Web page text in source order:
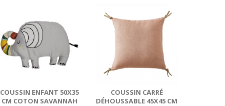
COUSSIN ENFANT 50X35
CM COTON SAVANNAH
COUSSIN CARRÉ
DÉHOUSSABLE 45X45 CM